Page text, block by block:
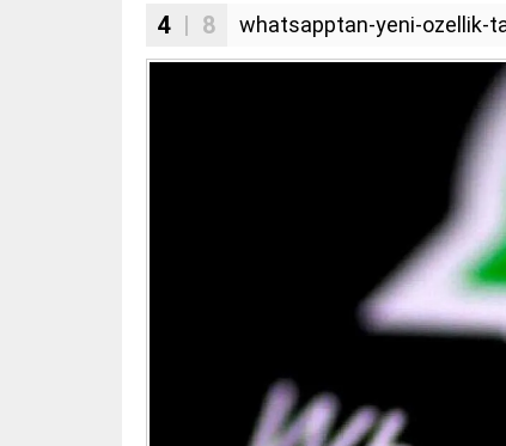
4 | 8 whatsapptan-yeni-ozellik-